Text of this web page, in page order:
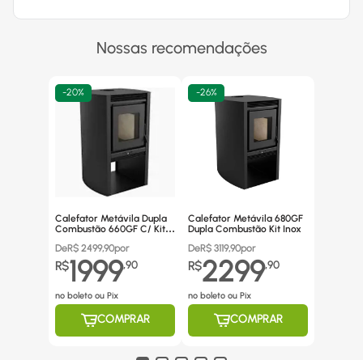
Nossas recomendações
-20%
Calefator Metávila Dupla
Combustão 660GF C/ Kit
DeR$ 2499,90por
R$1999,90
no boleto ou Pix
COMPRAR
-26%
Calefator Metávila 680GF
Dupla Combustão Kit Inox
DeR$ 3119,90por
R$2299,90
no boleto ou Pix
COMPRAR